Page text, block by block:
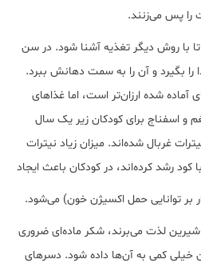
را پس می‌زنند.
با روش دیگر تغذیه آشنا شود. در سن
غذا را بگیرد و آن را به سمت دهانش ببرد.
آماده شده ارزان‌تر است، اما غذاهای
و اسفناج برای کودکان زیر یک سال
غربال شده‌اند. میزان زیاد نیترات
کود رشد کرده‌اند، در کودکان باعث ایجاد
بر توانایی حمل اکسیژن خون) می‌شود.
شیرین لذت می‌برند، شکر ماده‌ای ضروری
خیلی کمی به آن‌ها داده شود. دسرهای